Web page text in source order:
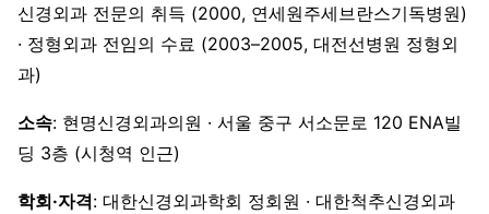
신경외과 전문의 취득 (2000, 연세원주세브란스기독병원)
· 정형외과 전임의 수료 (2003–2005, 대전선병원 정형외
과)
소속: 현명신경외과의원 · 서울 중구 서소문로 120 ENA빌
딩 3층 (시청역 인근)
학회·자격: 대한신경외과학회 정회원 · 대한척추신경외과